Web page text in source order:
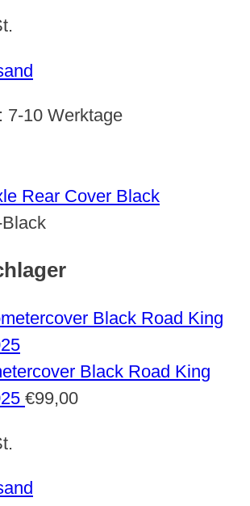
7-10 Werktage
Rear Cover Black
Black Road King
€99,00